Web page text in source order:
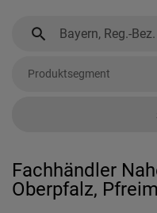
Produktsegment
Fachhändler
Oberpfalz,